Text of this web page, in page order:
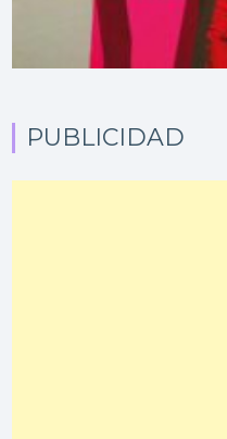
PUBLICIDAD